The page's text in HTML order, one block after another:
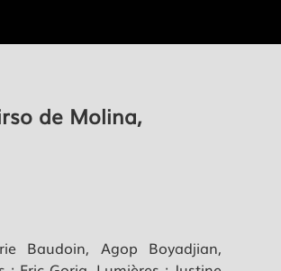
de Molina,
Baudoin, Agop Boyadjian,